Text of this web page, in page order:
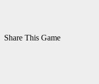
Share This Game